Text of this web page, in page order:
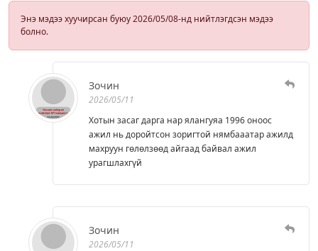
Энэ мэдээ хуучирсан буюу 2026/05/08-нд нийтлэгдсэн мэдээ
болно.
Зочин
2026/05/11
Хотын засаг дарга нар ялангуяа 1996 оноос
ажил нь доройтсон зоригтой нямбааатар ажилд
махруун гөлөлзөөд айгаад байвал ажил
урагшлахгүй
Зочин
2026/05/11